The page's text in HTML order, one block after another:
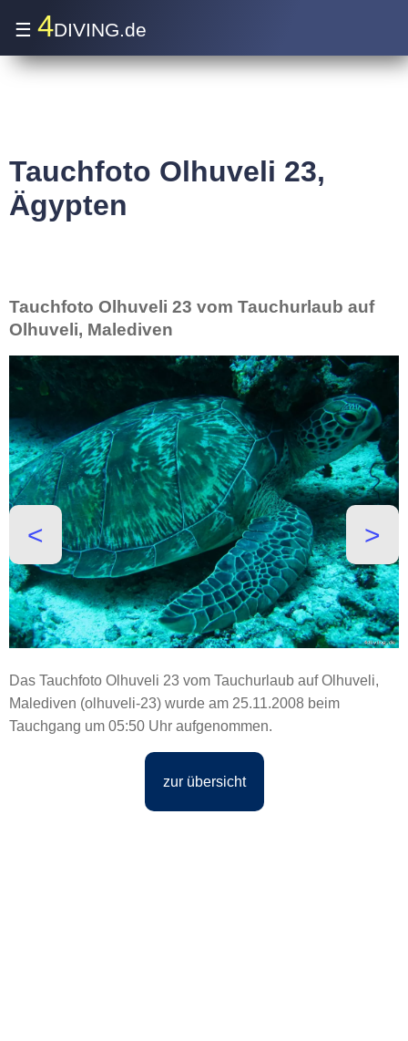
☰ 4DIVING.de
Tauchfoto Olhuveli 23,
Ägypten
Tauchfoto Olhuveli 23 vom Tauchurlaub auf
Olhuveli, Malediven
˂ ˃
Das Tauchfoto Olhuveli 23 vom Tauchurlaub auf Olhuveli,
Malediven (olhuveli-23) wurde am 25.11.2008 beim
Tauchgang um 05:50 Uhr aufgenommen.
zur übersicht